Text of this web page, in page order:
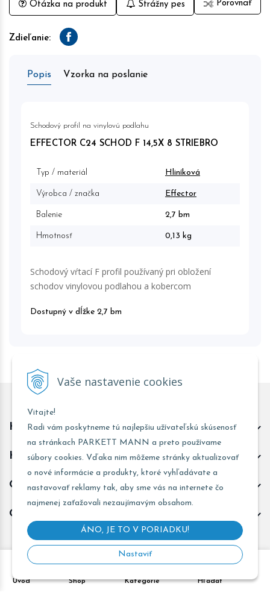
Vaše nastavenie cookies
Vitajte!
Radi vám poskytneme tú najlepšiu užívateľskú skúsenosť
na stránkach PARKETT MANN a preto používame
súbory cookies. Vďaka nim môžeme stránky aktualizovať
o nové informácie a produkty, ktoré vyhľadávate a
nastavovať reklamy tak, aby sme vás na internete čo
najmenej zaťažovali nezaujímavým obsahom.
ÁNO, JE TO V PORIADKU!
Nastaviť
Úvod Shop Kategórie Hľadať
Otázka na produkt Strážny pes Porovnať
Zdieľanie: Facebook
Popis Vzorka na poslanie
Schodový profil na vinylovú podlahu
EFFECTOR C24 SCHOD F 14,5X 8 STRIEBRO
Typ / materiál Hliníková
Výrobca / značka Effector
Balenie 2,7 bm
Hmotnosť 0,13 kg
Schodový vŕtací F profil používaný pri obložení
schodov vinylovou podlahou a kobercom
Dostupný v dĺžke 2,7 bm
Kontakt predajňa Trnava
Kontakt predajňa Žarnovica
Obchodné informácie
Odoberať novinky
e-shop Pohoda connector